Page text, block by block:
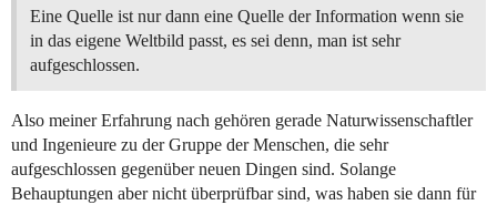
Eine Quelle ist nur dann eine Quelle der Information wenn sie
in das eigene Weltbild passt, es sei denn, man ist sehr
aufgeschlossen.
Also meiner Erfahrung nach gehören gerade Naturwissenschaftler
und Ingenieure zu der Gruppe der Menschen, die sehr
aufgeschlossen gegenüber neuen Dingen sind. Solange
Behauptungen aber nicht überprüfbar sind, was haben sie dann für